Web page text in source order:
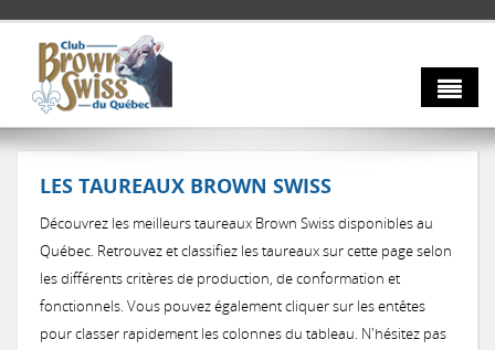
À propos
Votre conseil d'administration
Taureaux
Nouvelles
LES TAUREAUX BROWN SWISS
Découvrez les meilleurs taureaux Brown Swiss disponibles au
Québec. Retrouvez et classifiez les taureaux sur cette page selon
les différents critères de production, de conformation et
fonctionnels. Vous pouvez également cliquer sur les entêtes
pour classer rapidement les colonnes du tableau. N'hésitez pas